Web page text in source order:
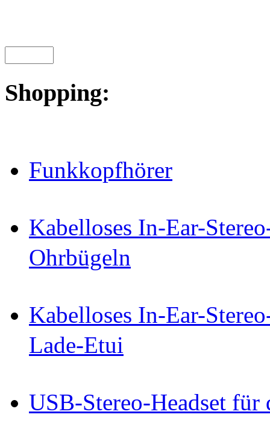
Shopping:
Funkkopfhörer
Kabelloses In-Ear-
Ohrbügeln
Kabelloses In-Ear-
Lade-Etui
USB-Stereo-Headset für